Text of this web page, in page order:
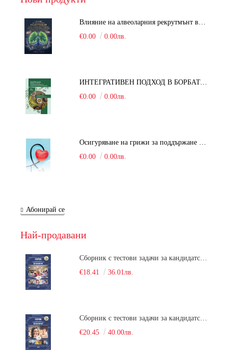
€0.00
0.00лв.
ИНТЕГРАТИВЕН ПОДХОД В БОРБАТА С COVID-19: От патогенезата на Sars-Cov-2 до фитомедицината и етноботаниката. Антивирусна активност и терапевтичен потенциал на българските лечебни растения
€0.00
0.00лв.
€0.00
0.00лв.
Абонирай се
Най-продавани
€18.41
36.01лв.
€20.45
40.00лв.